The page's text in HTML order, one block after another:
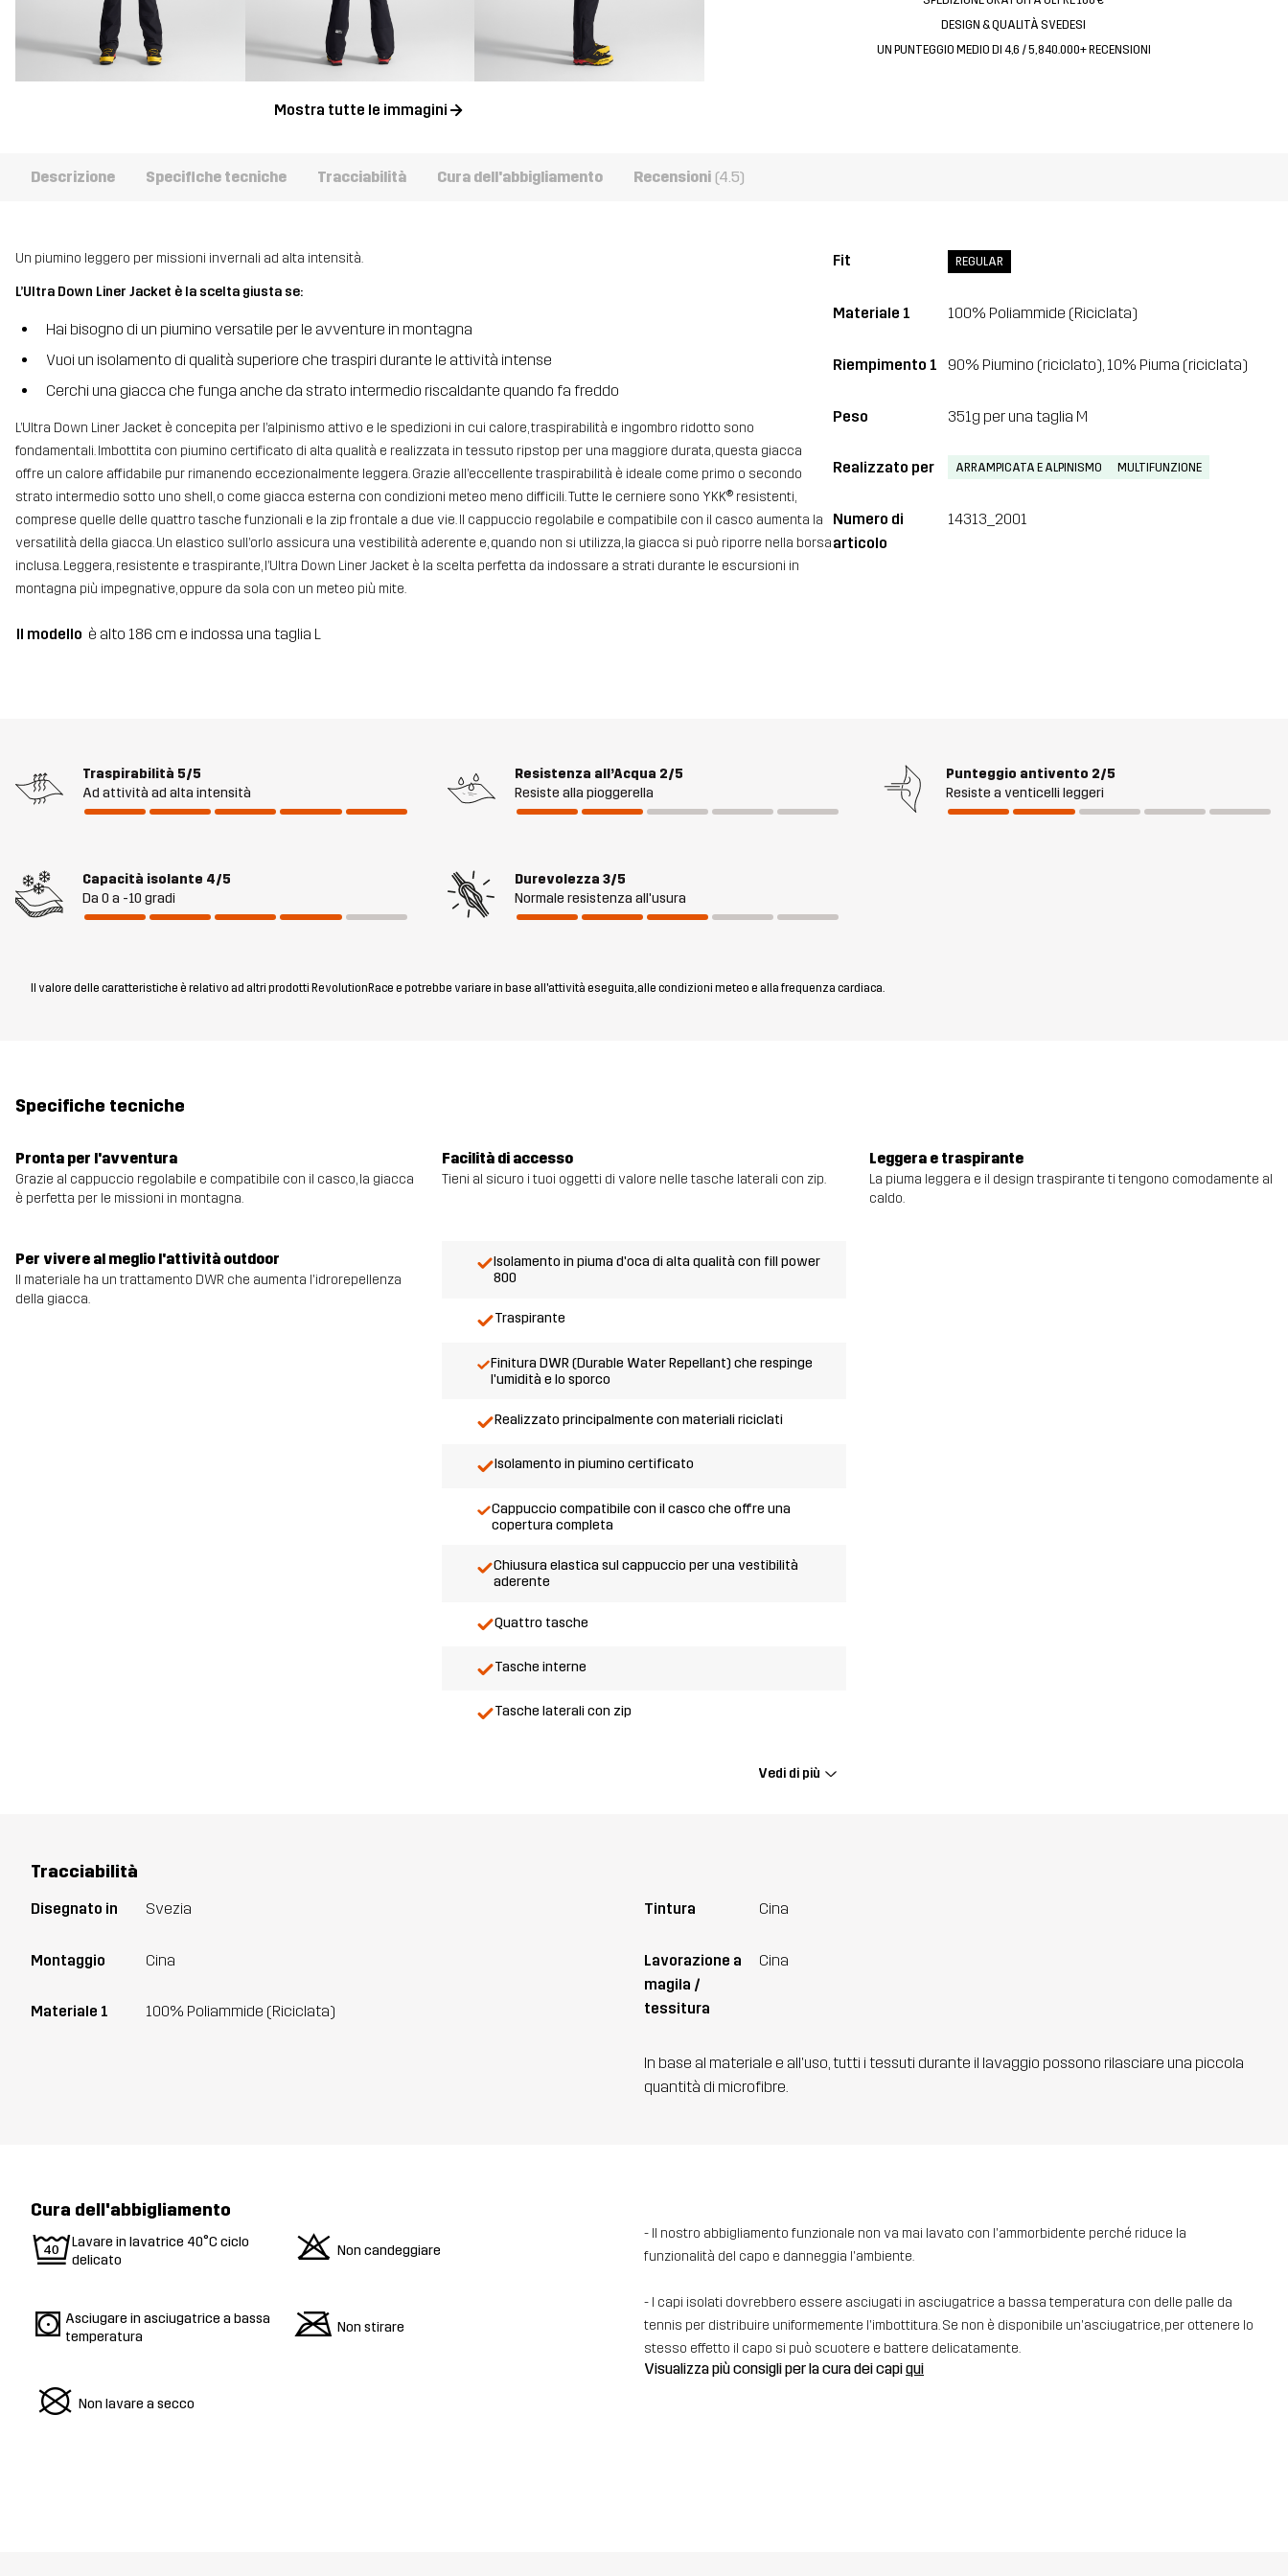
Mostra tutte le immagini
DESIGN & QUALITÀ SVEDESI
UN PUNTEGGIO MEDIO DI 4,6 / 5, 840.000+ RECENSIONI
Descrizione Specifiche tecniche Tracciabilità Cura dell'abbigliamento Recensioni (4.5)
Un piumino leggero per missioni invernali ad alta intensità.
L’Ultra Down Liner Jacket è la scelta giusta se:
Hai bisogno di un piumino versatile per le avventure in montagna
Vuoi un isolamento di qualità superiore che traspiri durante le attività intense
Cerchi una giacca che funga anche da strato intermedio riscaldante quando fa freddo
L’Ultra Down Liner Jacket è concepita per l’alpinismo attivo e le spedizioni in cui calore, traspirabilità e ingombro ridotto sono
fondamentali. Imbottita con piumino certificato di alta qualità e realizzata in tessuto ripstop per una maggiore durata, questa giacca
offre un calore affidabile pur rimanendo eccezionalmente leggera. Grazie all’eccellente traspirabilità è ideale come primo o secondo
strato intermedio sotto uno shell, o come giacca esterna con condizioni meteo meno difficili. Tutte le cerniere sono YKK® resistenti,
comprese quelle delle quattro tasche funzionali e la zip frontale a due vie. Il cappuccio regolabile e compatibile con il casco aumenta la
versatilità della giacca. Un elastico sull’orlo assicura una vestibilità aderente e, quando non si utilizza, la giacca si può riporre nella borsa
inclusa. Leggera, resistente e traspirante, l’Ultra Down Liner Jacket è la scelta perfetta da indossare a strati durante le escursioni in
montagna più impegnative, oppure da sola con un meteo più mite.
Il modello è alto 186 cm e indossa una taglia L
Fit REGULAR
Materiale 1 100% Poliammide (Riciclata)
Riempimento 1 90% Piumino (riciclato), 10% Piuma (riciclata)
Peso 351g per una taglia M
Realizzato per ARRAMPICATA E ALPINISMO MULTIFUNZIONE
Numero di
articolo
14313_2001
Traspirabilità 5/5
Ad attività ad alta intensità
Resistenza all’Acqua 2/5
Resiste alla pioggerella
Punteggio antivento 2/5
Resiste a venticelli leggeri
Capacità isolante 4/5
Da 0 a -10 gradi
Durevolezza 3/5
Normale resistenza all'usura
Il valore delle caratteristiche è relativo ad altri prodotti RevolutionRace e potrebbe variare in base all'attività eseguita, alle condizioni meteo e alla frequenza cardiaca.
Specifiche tecniche
Pronta per l'avventura
Grazie al cappuccio regolabile e compatibile con il casco, la giacca
è perfetta per le missioni in montagna.
Facilità di accesso
Tieni al sicuro i tuoi oggetti di valore nelle tasche laterali con zip.
Leggera e traspirante
La piuma leggera e il design traspirante ti tengono comodamente al
caldo.
Per vivere al meglio l'attività outdoor
Il materiale ha un trattamento DWR che aumenta l'idrorepellenza
della giacca.
Isolamento in piuma d'oca di alta qualità con fill power
800
Traspirante
Finitura DWR (Durable Water Repellant) che respinge
l'umidità e lo sporco
Realizzato principalmente con materiali riciclati
Isolamento in piumino certificato
Cappuccio compatibile con il casco che offre una
copertura completa
Chiusura elastica sul cappuccio per una vestibilità
aderente
Quattro tasche
Tasche interne
Tasche laterali con zip
Vedi di più
Tracciabilità
Disegnato in Svezia
Montaggio Cina
Materiale 1 100% Poliammide (Riciclata)
Tintura Cina
Lavorazione a
magila /
tessitura
Cina
In base al materiale e all'uso, tutti i tessuti durante il lavaggio possono rilasciare una piccola
quantità di microfibre.
Cura dell'abbigliamento
9Lavare in lavatrice 40°C ciclo
delicato
o Non candeggiare
s Asciugare in asciugatrice a bassa
temperatura
m Non stirare
U Non lavare a secco
- Il nostro abbigliamento funzionale non va mai lavato con l'ammorbidente perché riduce la
funzionalità del capo e danneggia l'ambiente.
- I capi isolati dovrebbero essere asciugati in asciugatrice a bassa temperatura con delle palle da
tennis per distribuire uniformemente l'imbottitura. Se non è disponibile un'asciugatrice, per ottenere lo
stesso effetto il capo si può scuotere e battere delicatamente.
Visualizza più consigli per la cura dei capiqui